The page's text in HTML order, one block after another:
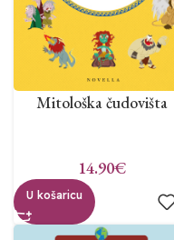
Mitološka čudovišta
14.90€
U košaricu